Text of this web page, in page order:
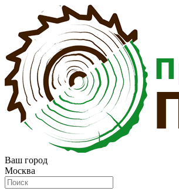
Ваш город
Москва